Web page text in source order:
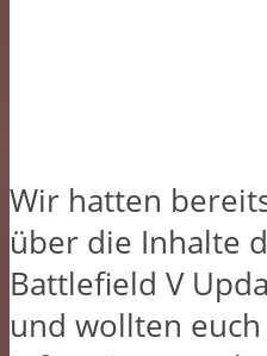
Wir hatten
über die Inhalte
Battlefield V
und wollten